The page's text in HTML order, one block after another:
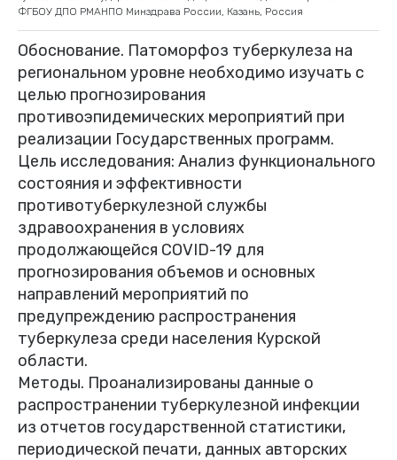
ФГБОУ ДПО РМАНПО Минздрава России, Казань, Россия
Обоснование. Патоморфоз туберкулеза на
региональном уровне необходимо изучать с
целью прогнозирования
противоэпидемических мероприятий при
реализации Государственных программ.
Цель исследования: Анализ функционального
состояния и эффективности
противотуберкулезной службы
здравоохранения в условиях
продолжающейся COVID-19 для
прогнозирования объемов и основных
направлений мероприятий по
предупреждению распространения
туберкулеза среди населения Курской
области.
Методы. Проанализированы данные о
распространении туберкулезной инфекции
из отчетов государственной статистики,
периодической печати, данных авторских